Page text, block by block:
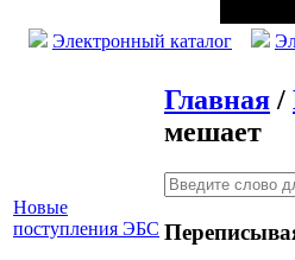
Электронный каталог
Новые
поступления ЭБС
Главная /
мешает